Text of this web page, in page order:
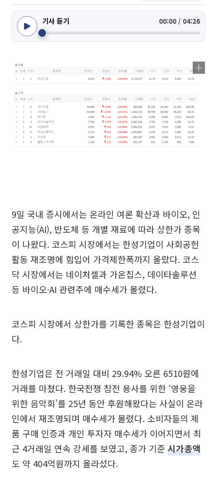
기사 듣기 00:00 / 04:26
9일 국내 증시에서는 온라인 여론 확산과 바이오, 인
공지능(AI), 반도체 등 개별 재료에 따라 상한가 종목
이 나왔다. 코스피 시장에서는 한성기업이 사회공헌
활동 재조명에 힘입어 가격제한폭까지 올랐다. 코스
닥 시장에서는 네이처셀과 가온칩스, 데이타솔루션
등 바이오·AI 관련주에 매수세가 몰렸다.
코스피 시장에서 상한가를 기록한 종목은 한성기업이
다.
한성기업은 전 거래일 대비 29.94% 오른 6510원에
거래를 마쳤다. 한국전쟁 참전 용사를 위한 ‘영웅을
위한 음악회’를 25년 동안 후원해왔다는 사실이 온라
인에서 재조명되며 매수세가 몰렸다. 소비자들의 제
품 구매 인증과 개인 투자자 매수세가 이어지면서 최
근 4거래일 연속 강세를 보였고, 종가 기준 시가총액
도 약 404억원까지 올라섰다.